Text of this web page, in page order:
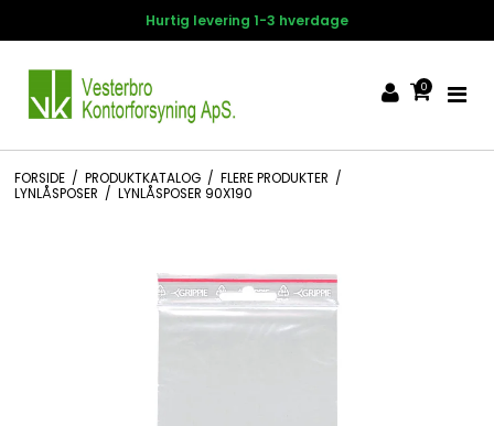
Hurtig levering 1-3 hverdage
0
FORSIDE / PRODUKTKATALOG / FLERE PRODUKTER /
LYNLÅSPOSER / LYNLÅSPOSER 90X190